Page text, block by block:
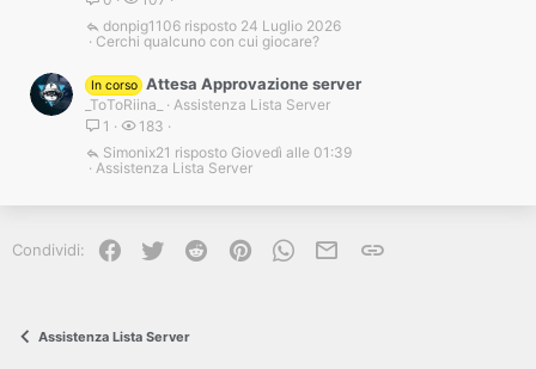
Cerchi qualcuno con cui giocare?
24 Luglio 2026
donpig1106
In corso Attesa Approvazione server
_ToToRiina_
Assistenza Lista Server
1
183
Assistenza Lista Server
Giovedì alle 01:39
Simonix21
Condividi: Facebook
Twitter Reddit PinterestWhatsApp
e-mailLink
Assistenza Lista Server